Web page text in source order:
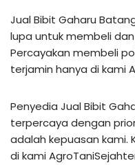
Jual Bibit Gaharu
lupa untuk membeli
Percayakan membeli
terjamin hanya di kami
Penyedia Jual Bibit
terpercaya dengan
adalah kepuasan kami.
di kami